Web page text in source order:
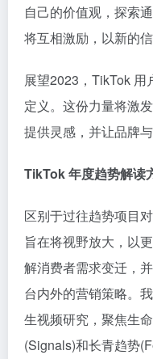
自己的价值观，探索
将互相激励，以新的
展望2023，TikTok
定义。这份力量将激
提供灵感，并让品牌
TikTok 年度趋势解读
区别于过往趋势项目
旨在将视野放大，以
解消费者需求变迁，
台内外的营销策略。
生视频研究，聚焦生
(Signals)和⻓⻘趋势